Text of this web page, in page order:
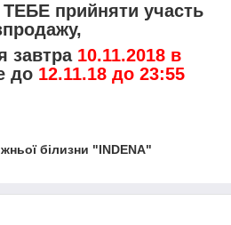
прийняти участь
завтра 10.11.2018 в
до 12.11.18 до 23:55
білизни "INDENA"